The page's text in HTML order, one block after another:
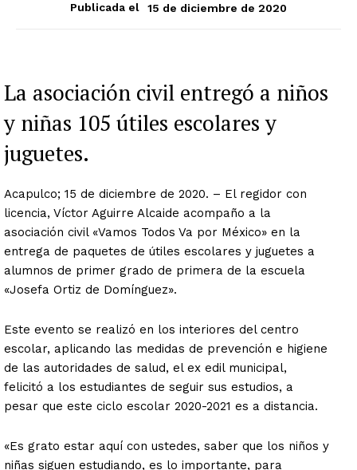
Publicada el
15 de diciembre de 2020
La asociación civil entregó a niños
y niñas 105 útiles escolares y
juguetes.
Acapulco; 15 de diciembre de 2020. – El regidor con
licencia, Víctor Aguirre Alcaide acompaño a la
asociación civil «Vamos Todos Va por México» en la
entrega de paquetes de útiles escolares y juguetes a
alumnos de primer grado de primera de la escuela
«Josefa Ortiz de Domínguez».
Este evento se realizó en los interiores del centro
escolar, aplicando las medidas de prevención e higiene
de las autoridades de salud, el ex edil municipal,
felicitó a los estudiantes de seguir sus estudios, a
pesar que este ciclo escolar 2020-2021 es a distancia.
«Es grato estar aquí con ustedes, saber que los niños y
niñas siguen estudiando, es lo importante, para